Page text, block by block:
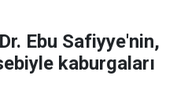
Ebu Safiyye'nin,
kaburgaları